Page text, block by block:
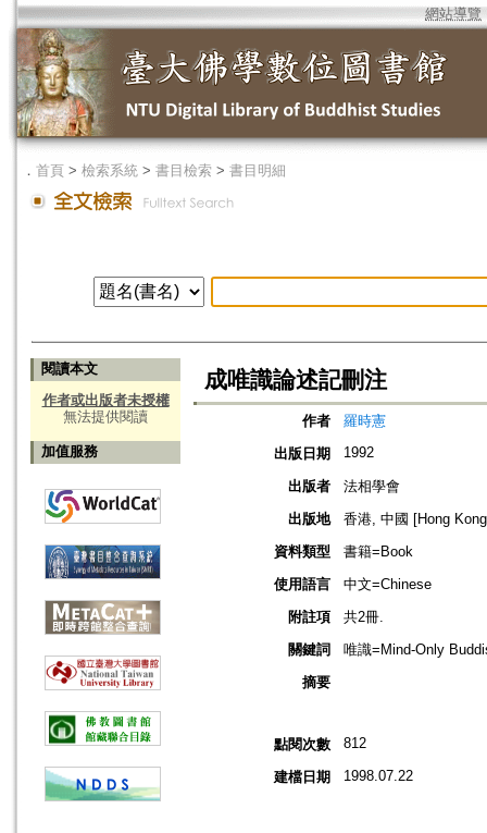
網站導覽
． 首頁 > 檢索系統 > 書目檢索 > 書目明細
閱讀本文
作者或出版者未授權
無法提供閱讀
加值服務
成唯識論述記刪注
作者
羅時憲
出版日期
1992
出版者
法相學會
出版地
香港, 中國 [Hong
資料類型
書籍=Book
使用語言
中文=Chinese
附註項
共2冊.
關鍵詞
唯識=Mind-Only
摘要
點閱次數 812
建檔日期 1998.07.22